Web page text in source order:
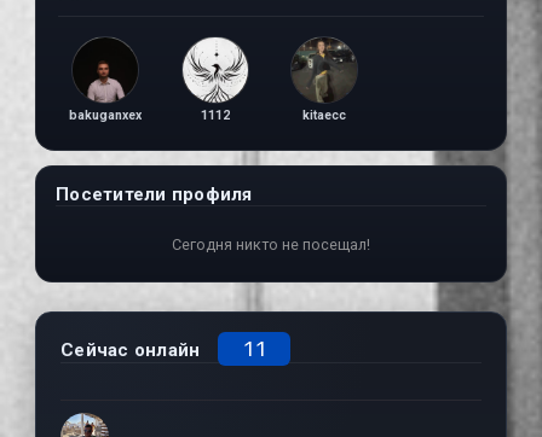
bakuganxex 1112 kitaecc
Посетители профиля
Сегодня никто не посещал!
Сейчас онлайн 11